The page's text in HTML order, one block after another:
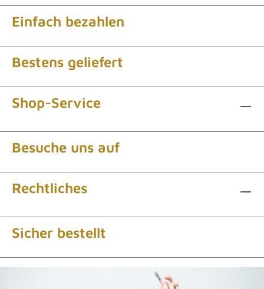
Einfach bezahlen
Bestens geliefert
Shop-Service
Besuche uns auf
Rechtliches
Sicher bestellt